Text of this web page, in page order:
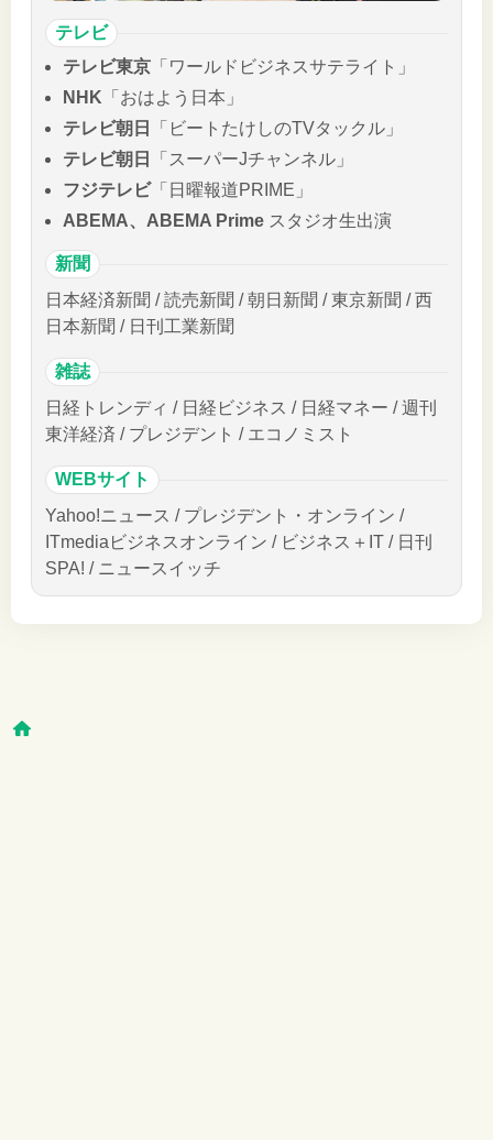
テレビ
テレビ東京 「ワールドビジネスサテライト」
NHK 「おはよう日本」
テレビ朝日
「ビートたけしのTVタックル」
テレビ朝日
「スーパーJチャンネル」
フジテレビ「日曜報道PRIME」
ABEMA、ABEMA Prime スタジオ生出演
新聞
日本経済新聞 / 読売新聞 / 朝日新聞 / 東京新聞 / 西
日本新聞 / 日刊工業新聞
雑誌
日経トレンディ / 日経ビジネス / 日経マネー / 週刊
東洋経済 / プレジデント / エコノミスト
WEBサイト
Yahoo!ニュース / プレジデント・オンライン /
ITmediaビジネスオンライン / ビジネス＋IT / 日刊
SPA! / ニュースイッチ